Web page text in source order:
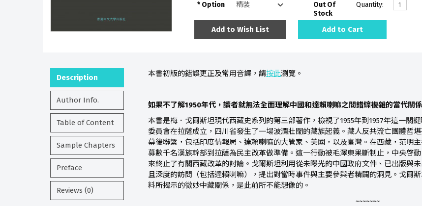
Option
Out Of
Stock
Quantity:
Add to Wish List Add to Cart
Description
Author Info.
Table of Content
Sample Chapters
Preface
Reviews (0)
本書初版的錯誤更正及常用音譯，請按此瀏覽。
如果不了解1950年代，讀者就無法全面理解中國和達賴喇嘛之間錯綜複雜的當代關係
本書是梅．戈爾斯坦現代西藏史系列的第三部著作，檢視了1955年到1957年這一關
委員會在拉薩成立，四川省發生了一場波瀾壯闊的藏族起義。藏人反共流亡團體哲
幕後聯繫，包括印度情報局、達賴喇嘛的大管家、美國，以及臺灣。在西藏，范明
募數千名漢族幹部到拉薩為民主改革做準備。這一行動被毛澤東果斷制止，中央啓
來終止了有關西藏改革的討論。戈爾斯坦利用從未曝光的中國政府文件、已出版與
且深度的訪問（包括達賴喇嘛），提出對當時事件與主要參與者精闢的洞見。戈爾
料所揭示的微妙中藏關係，是此前所不能想像的。
~~~~~~~